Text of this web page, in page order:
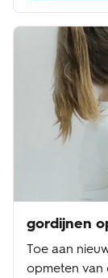
gordijnen
Toe aan
opmeten van